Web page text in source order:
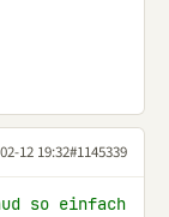
12 19:32#1145339
so einfach